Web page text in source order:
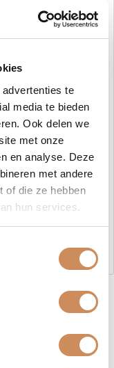
te
media te bieden
Ook delen we
met onze
en analyse. Deze
met andere
of die ze hebben
hun services.
stralend haar!
die ze verdienen
® shampoo:
gelijkmatig over je
een diepe